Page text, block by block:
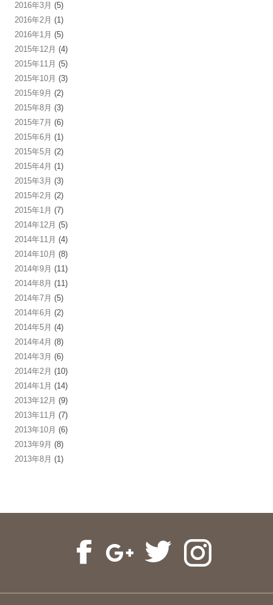
2016年3月 (5)
2016年2月 (1)
2016年1月 (5)
2015年12月 (4)
2015年11月 (5)
2015年10月 (3)
2015年9月 (2)
2015年8月 (3)
2015年7月 (6)
2015年6月 (1)
2015年5月 (2)
2015年4月 (1)
2015年3月 (3)
2015年2月 (2)
2015年1月 (7)
2014年12月 (5)
2014年11月 (4)
2014年10月 (8)
2014年9月 (11)
2014年8月 (11)
2014年7月 (5)
2014年6月 (2)
2014年5月 (4)
2014年4月 (8)
2014年3月 (6)
2014年2月 (10)
2014年1月 (14)
2013年12月 (9)
2013年11月 (7)
2013年10月 (6)
2013年9月 (8)
2013年8月 (1)